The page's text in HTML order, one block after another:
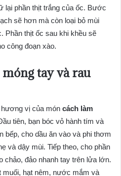
lại phần thịt trắng của ốc. Bước
sẽ hơn mà còn loại bỏ mùi
Phần thịt ốc sau khi khều sẽ
công đoạn xào.
tay và rau
vị của món cách làm
tiên, bạn bóc vỏ hành tím và
bếp, cho dầu ăn vào và phi thơm
và dậy mùi. Tiếp theo, cho phần
chảo, đảo nhanh tay trên lửa lớn.
muối, hạt nêm, nước mắm và